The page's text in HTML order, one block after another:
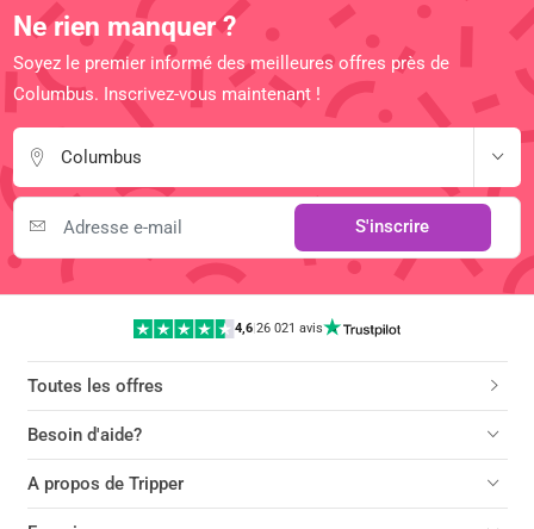
Ne rien manquer ?
Soyez le premier informé des meilleures offres près de
Columbus. Inscrivez-vous maintenant !
Columbus
S'inscrire
4,6 |26 021 avis
Toutes les offres
Besoin d'aide?
A propos de Tripper